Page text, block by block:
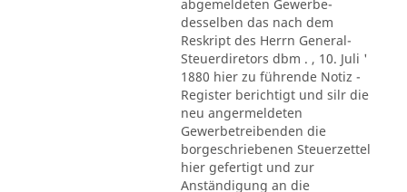
abgemeldeten Gewerbe-
desselben das nach dem
Reskript des Herrn General-
Steuerdiretors dbm . , 10. Juli '
1880 hier zu führende Notiz -
Register berichtigt und silr die
neu angermeldeten
Gewerbetreibenden die
borgeschriebenen Steuerzettel
hier gefertigt und zur
Anständigung an die